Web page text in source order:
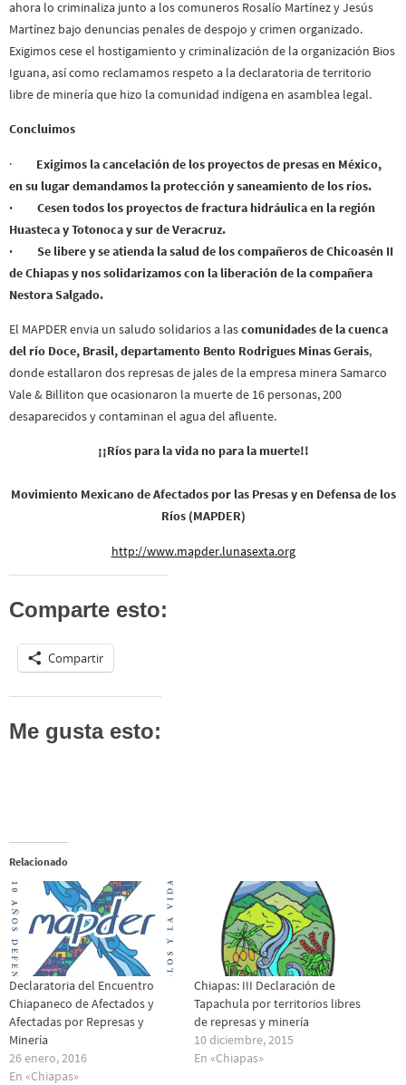
ahora lo criminaliza junto a los comuneros Rosalío Martínez y Jesús
Martínez bajo denuncias penales de despojo y crimen organizado.
Exigimos cese el hostigamiento y criminalización de la organización Bios
Iguana, así como reclamamos respeto a la declaratoria de territorio
libre de minería que hizo la comunidad indígena en asamblea legal.
Concluimos
· Exigimos la cancelación de los proyectos de presas en México,
en su lugar demandamos la protección y saneamiento de los ríos.
· Cesen todos los proyectos de fractura hidráulica en la región
Huasteca y Totonoca y sur de Veracruz.
· Se libere y se atienda la salud de los compañeros de Chicoasén II
de Chiapas y nos solidarizamos con la liberación de la compañera
Nestora Salgado.
El MAPDER envia un saludo solidarios a lascomunidades de la cuenca
del río Doce, Brasil, departamento Bento Rodrigues Minas Gerais,
donde estallaron dos represas de jales de la empresa minera Samarco
Vale & Billiton que ocasionaron la muerte de 16 personas, 200
desaparecidos y contaminan el agua del afluente.
¡¡Ríos para la vida no para la muerte!!
Movimiento Mexicano de Afectados por las Presas y en Defensa de los
Ríos (MAPDER)
http://www.mapder.lunasexta.org
Comparte esto:
Compartir
Me gusta esto:
Relacionado
Declaratoria del Encuentro
Chiapaneco de Afectados y
Afectadas por Represas y
Minería
26 enero, 2016
En «Chiapas»
Chiapas: III Declaración de
Tapachula por territorios libres
de represas y minería
10 diciembre, 2015
En «Chiapas»